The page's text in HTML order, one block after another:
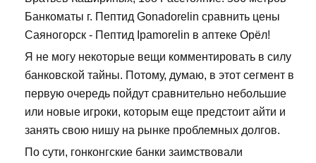
Банкоматы г. Пептид Gonadorelin сравнить цены
Саяногорск - Пептид Ipamorelin в аптеке Орёл!
Я не могу некоторые вещи комментировать в силу
банковской тайны. Потому, думаю, в этот сегмент в
первую очередь пойдут сравнительно небольшие
или новые игроки, которым еще предстоит айти и
занять свою нишу на рынке проблемных долгов.
По сути, гонконгские банки заимствовали